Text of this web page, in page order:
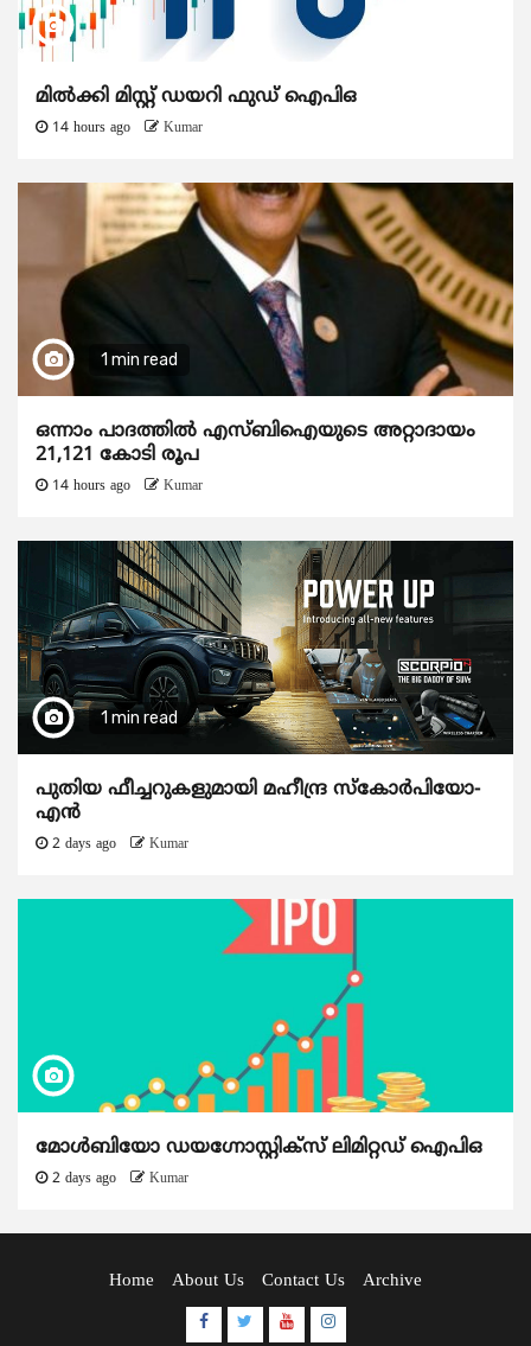
മിൽക്കി മിസ്റ്റ് ഡയറി ഫുഡ് ഐപിഒ
14 hours ago Kumar
1 min read
ഒന്നാം പാദത്തിൽ എസ്ബിഐയുടെ അറ്റാദായം
21,121 കോടി രൂപ
14 hours ago Kumar
1 min read
പുതിയ ഫീച്ചറുകളുമായി മഹീന്ദ്ര സ്കോർപിയോ-
എൻ
2 days ago Kumar
മോൾബിയോ ഡയഗ്നോസ്റ്റിക്സ് ലിമിറ്റഡ് ഐപിഒ
2 days ago Kumar
Home About Us Contact Us Archive
Facebook
TwitterYoutubeInstagram